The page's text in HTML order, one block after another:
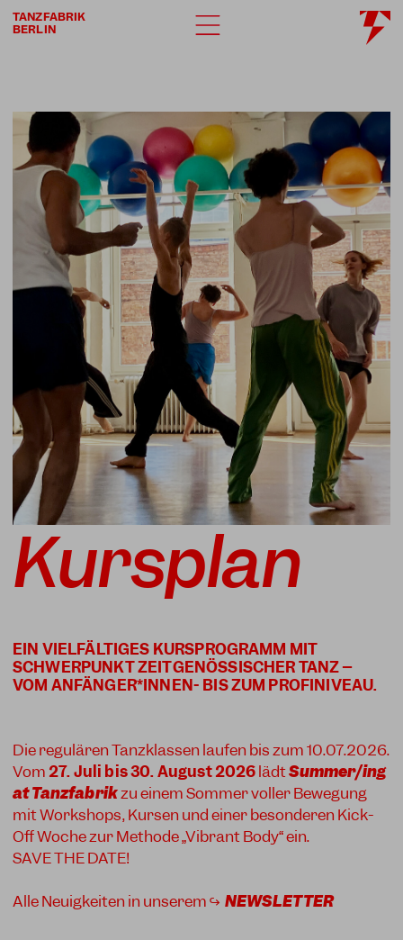
TANZFABRIK
BERLIN
Kursplan
EIN VIELFÄLTIGES KURSPROGRAMM MIT
SCHWERPUNKT ZEITGENÖSSISCHER TANZ –
Die regulären Tanzklassen laufen bis zum 10.07.2026.
Vom 27. Juli bis 30. August 2026lädtSummer/ing
at Tanzfabrikzu einem Sommer voller Bewegung
mit Workshops, Kursen und einer besonderen Kick-
Off Woche zur Methode „Vibrant Body“ ein.
SAVE THE DATE!
Alle Neuigkeiten in unserem ↪ NEWSLETTER